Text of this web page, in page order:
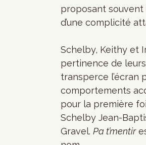
proposant
d’une complicité
Schelby, Keithy et
pertinence de
transperce
comportements
pour la première
Schelby Jean-
Gravel. Pa t’mentir